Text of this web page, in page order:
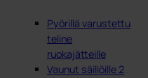
Pyörillä varustettu
teline
ruokajätteille
Vaunut säiliöille 2